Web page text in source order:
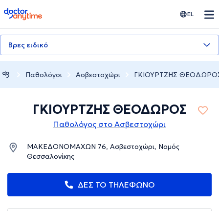
doctoranytime EL
Βρες ειδικό
Παθολόγοι Ασβεστοχώρι ΓΚΙΟΥΡΤΖΗΣ
ΓΚΙΟΥΡΤΖΗΣ ΘΕΟΔΩΡΟΣ
Παθολόγος στο Ασβεστοχώρι
ΜΑΚΕΔΟΝΟΜΑΧΩΝ 76, Ασβεστοχώρι, Νομός
Θεσσαλονίκης
ΔΕΣ ΤΟ ΤΗΛΕΦΩΝΟ